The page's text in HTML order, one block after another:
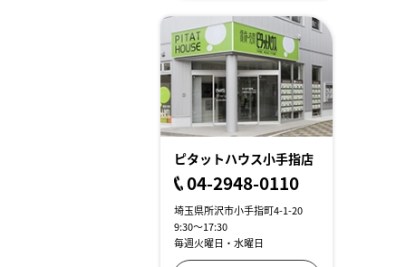
ピタットハウス小手指店
04-2948-0110
埼玉県所沢市小手指町4-1-20
9:30～17:30
毎週火曜日・水曜日